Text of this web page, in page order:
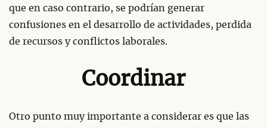
que en caso contrario, se podrían generar
confusiones en el desarrollo de actividades, perdida
de recursos y conflictos laborales.
Coordinar
Otro punto muy importante a considerar es que las